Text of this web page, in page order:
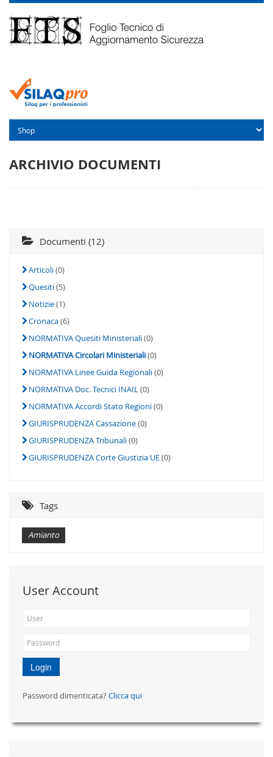
ARCHIVIO DOCUMENTI
Documenti (12)
Articoli(0)
Quesiti(5)
Notizie(1)
Cronaca(6)
NORMATIVA Quesiti Ministeriali(0)
NORMATIVA Circolari Ministeriali(0)
NORMATIVA Linee Guida Regionali(0)
NORMATIVA Doc. Tecnici INAIL(0)
NORMATIVA Accordi Stato Regioni(0)
GIURISPRUDENZA Cassazione(0)
GIURISPRUDENZA Tribunali(0)
GIURISPRUDENZA Corte Giustizia UE(0)
Tags
Amianto
User Account
Login
Password dimenticata?Clicca qui